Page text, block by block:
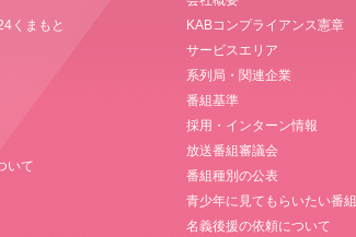
くまもと
いて
KABコンプライアンス憲章
サービスエリア
系列局・関連企業
番組基準
採用・インターン情報
放送番組審議会
番組種別の公表
青少年に見てもらいたい番組
名義後援の依頼について